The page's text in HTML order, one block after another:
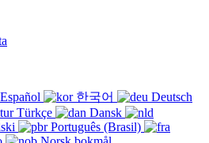
Español 한국어
Deutsch
Türkçe
Dansk
Português (Brasil)